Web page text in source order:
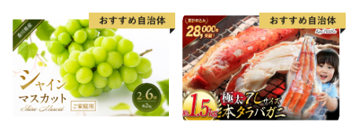
農家直送 期間限定 特産品 サ
イズミックス くらもとファー
ム 愛南町 愛媛県